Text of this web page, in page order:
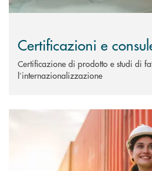
Certificazioni e
Certificazione di prodotto e studi di
l’internazionalizzazione
Scopri di più Contributi in c/interessi per